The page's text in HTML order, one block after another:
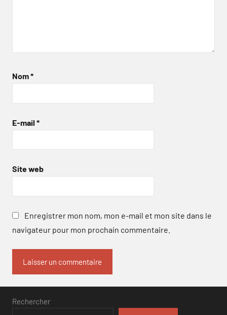
Nom*
E-mail *
Site web
Enregistrer mon nom, mon e-mail et mon site dans le
navigateur pour mon prochain commentaire.
Rechercher